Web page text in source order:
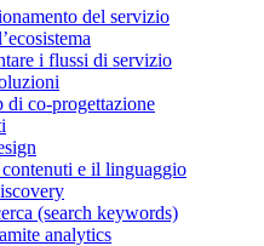
del servizio
i flussi di servizio
di co-progettazione
e il linguaggio
(search keywords)
analytics